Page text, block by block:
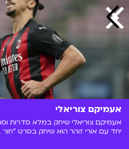
אעמיקם צוריאלי
אעמיקם צוריאלי שיחק במלא סדרות
יחד עם אורי זוהר הוא שיחק בסרט